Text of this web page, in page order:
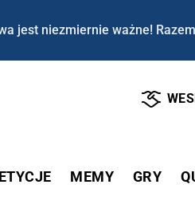
jest niezmiernie ważne!
MEMY GRY